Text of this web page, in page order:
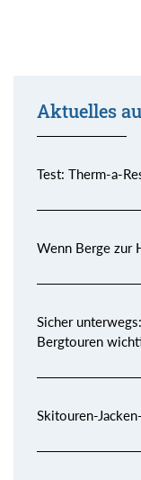
Aktuelles
Test: Therm-a-
Wenn Berge zur
Sicher
Bergtouren
Skitouren-